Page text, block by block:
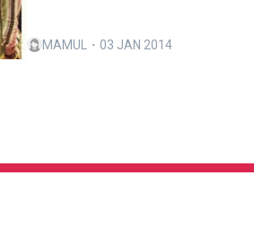
MAMUL ・03 JAN 2014